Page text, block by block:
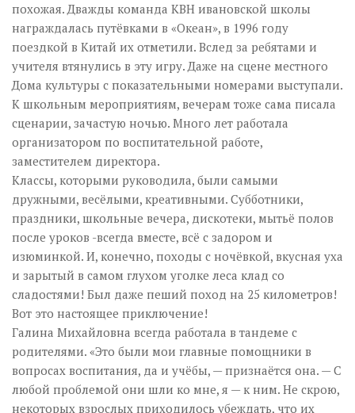
похожая. Дважды команда КВН ивановской школы
награждалась путёвками в «Океан», в 1996 году
поездкой в Китай их отметили. Вслед за ребятами и
учителя втянулись в эту игру. Даже на сцене местного
Дома культуры с показательными номерами выступали.
К школьным мероприятиям, вечерам тоже сама писала
сценарии, зачастую ночью. Много лет работала
организатором по воспитательной работе,
заместителем директора.
Классы, которыми руководила, были самыми
дружными, весёлыми, креативными. Субботники,
праздники, школьные вечера, дискотеки, мытьё полов
после уроков -всегда вместе, всё с задором и
изюминкой. И, конечно, походы с ночёвкой, вкусная уха
и зарытый в самом глухом уголке леса клад со
сладостями! Был даже пеший поход на 25 километров!
Вот это настоящее приключение!
Галина Михайловна всегда работала в тандеме с
родителями. «Это были мои главные помощники в
вопросах воспитания, да и учёбы, — признаётся она. — С
любой проблемой они шли ко мне, я — к ним. Не скрою,
некоторых взрослых приходилось убеждать, что их